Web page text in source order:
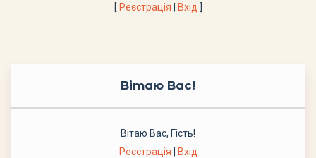
[ Реєстрація Вхід
Вітаю Вас!
Вітаю Вас, Гість!
Реєстрація
Вхід